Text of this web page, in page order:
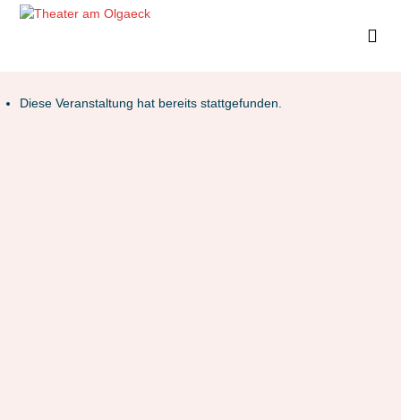
Diese Veranstaltung hat bereits stattgefunden.